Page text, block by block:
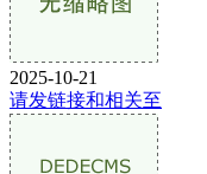
2025-10-21
请发链接和相关至